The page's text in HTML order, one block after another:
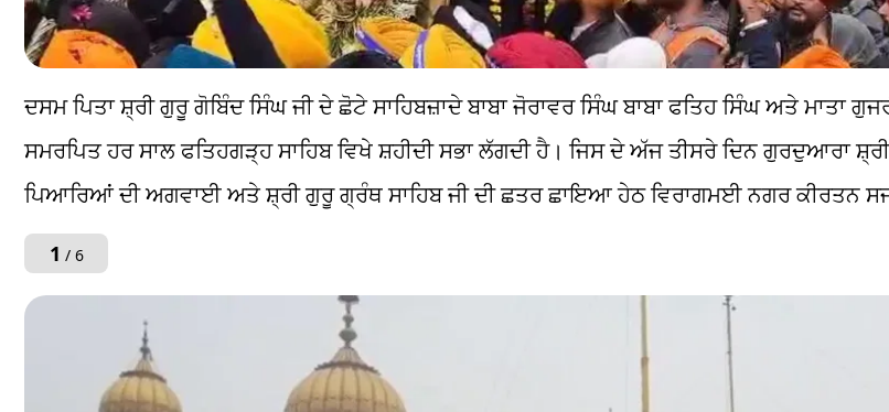
ਦਸਮ ਪਿਤਾ ਸ਼੍ਰੀ ਗੁਰੂ ਗੋਬਿੰਦ ਸਿੰਘ ਜੀ ਦੇ ਛੋਟੇ ਸਾਹਿਬਜ਼ਾਦੇ ਬਾਬਾ ਜੋਰਾਵਰ ਸਿੰਘ ਬਾਬਾ ਫਤਿਹ ਸਿੰਘ ਅਤੇ ਮਾਤਾ
ਸਮਰਪਿਤ ਹਰ ਸਾਲ ਫਤਿਹਗੜ੍ਹ ਸਾਹਿਬ ਵਿਖੇ ਸ਼ਹੀਦੀ ਸਭਾ ਲੱਗਦੀ ਹੈ। ਜਿਸ ਦੇ ਅੱਜ ਤੀਸਰੇ ਦਿਨ ਗੁਰਦੁਆਰਾ
ਪਿਆਰਿਆਂ ਦੀ ਅਗਵਾਈ ਅਤੇ ਸ਼੍ਰੀ ਗੁਰੂ ਗ੍ਰੰਥ ਸਾਹਿਬ ਜੀ ਦੀ ਛਤਰ ਛਾਇਆ ਹੇਠ ਵਿਰਾਗਮਈ ਨਗਰ ਕੀਰਤਨ
1 / 6